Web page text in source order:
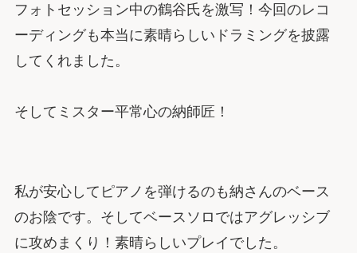
フォトセッション中の鶴谷氏を激写！今回のレコ
ーディングも本当に素晴らしいドラミングを披露
してくれました。
そしてミスター平常心の納師匠！
私が安心してピアノを弾けるのも納さんのベース
のお陰です。そしてベースソロではアグレッシブ
に攻めまくり！素晴らしいプレイでした。